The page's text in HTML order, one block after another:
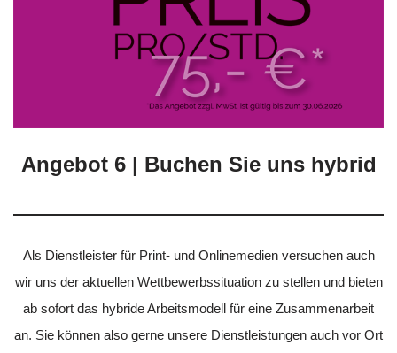
Angebot 6 | Buchen Sie uns hybrid
Als Dienstleister für Print- und Onlinemedien versuchen auch
wir uns der aktuellen Wettbewerbssituation zu stellen und bieten
ab sofort das hybride Arbeitsmodell für eine Zusammenarbeit
an. Sie können also gerne unsere Dienstleistungen auch vor Ort